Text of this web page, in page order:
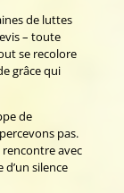
de luttes
– toute
se recolore
grâce qui
de
pas.
rencontre avec
silence